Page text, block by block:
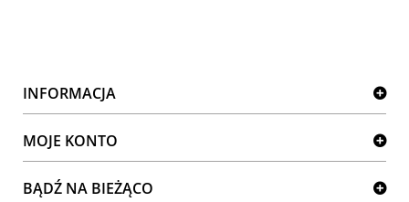
INFORMACJA
MOJE KONTO
BĄDŹ NA BIEŻĄCO